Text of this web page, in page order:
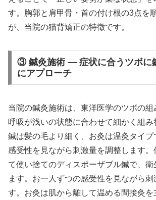
す。胸郭と肩甲骨・首の付け根の3点を
が、当院の猫背矯正の特徴です。
③ 鍼灸施術 — 症状に合うツボに
にアプローチ
当院の鍼灸施術は、東洋医学のツボの組
呼吸が浅いの状態に合わせて細かく組み
鍼は髪の毛より細く、お灸は温灸タイ
感受性を見ながら刺激量を調整します
て使い捨てのディスポーザブル鍼で、
ます。お一人ずつの感受性を見ながら刺
す。お灸は肌から離して温める間接灸